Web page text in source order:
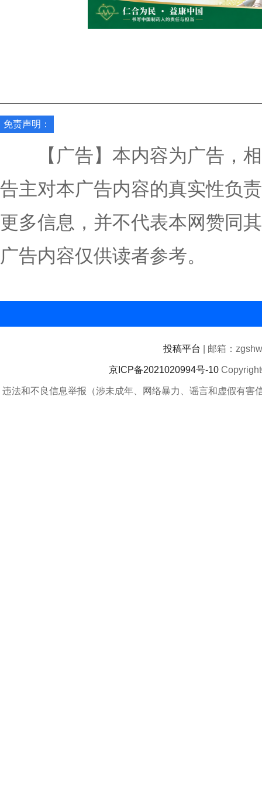
免责声明：
【广告】本内容为广告，相
告主对本广告内容的真实性负
更多信息，并不代表本网赞同
广告内容仅供读者参考。
投稿平台 | 邮箱：
京ICP备2021020994号-10
违法和不良信息举报（涉未成年、网络暴力、谣言和虚假有